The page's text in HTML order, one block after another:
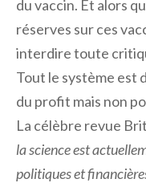
du vaccin. Et alors
réserves sur ces
interdire toute
Tout le système est
du profit mais non
La célèbre revue
la science est
politiques et